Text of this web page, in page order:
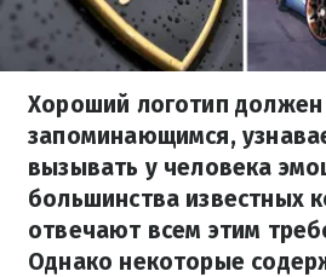
Хороший логотип
запоминающимся,
вызывать у человека
большинства известных
отвечают всем этим
Однако некоторые